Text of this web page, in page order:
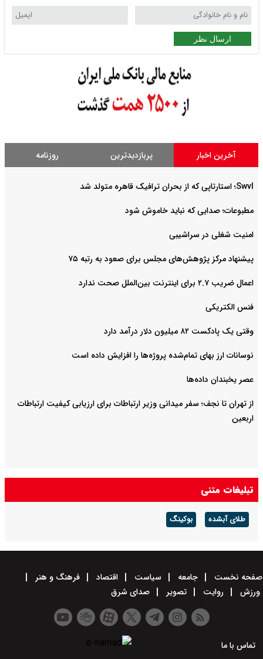
ارسال نظر
آخرین اخبار پربازدیدترین روزنامه
Swvl؛ استارتاپی که از بحران ترافیک قاهره متولد شد
مطبوعات؛ صدایی که نباید خاموش شود
امنیت شغلی در سراشیبی
پیشنهاد مرکز پژوهش‌های مجلس برای صعود به رتبه ۷۵
اعمال ضریب ۲.۷ برای اینترنت بین‌الملل صحت ندارد
فنس الکتریکی
وقتی یک پادکست ۸۲ میلیون دلار درآمد دارد
نوسانات ارز بهای تمام‌شده پروژه‌ها را افزایش داده است
عصر یخبندان داده‌ها
از تهران تا نجف؛ سفر میدانی وزیر ارتباطات برای ارزیابی کیفیت ارتباطات
اربعین
تبلیغات متنی
طلای آبشده بوکینگ
صفحه نخست جامعه سیاست اقتصاد
فرهنگ و هنر
ورزش
روایت تصویر صدای شرق
تماس با ما